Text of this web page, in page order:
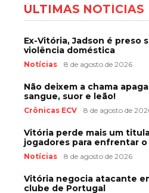
ÚLTIMAS NOTÍCIAS
Ex-Vitória, Jadson é preso
violência doméstica
Notícias 8 de agosto de 2026
Não deixem a chama
sangue, suor e leão!
Crônicas ECV 8 de agosto de
Vitória perde mais um
jogadores para enfrentar o
Notícias 8 de agosto de 2026
Vitória negocia atacante
clube de Portugal